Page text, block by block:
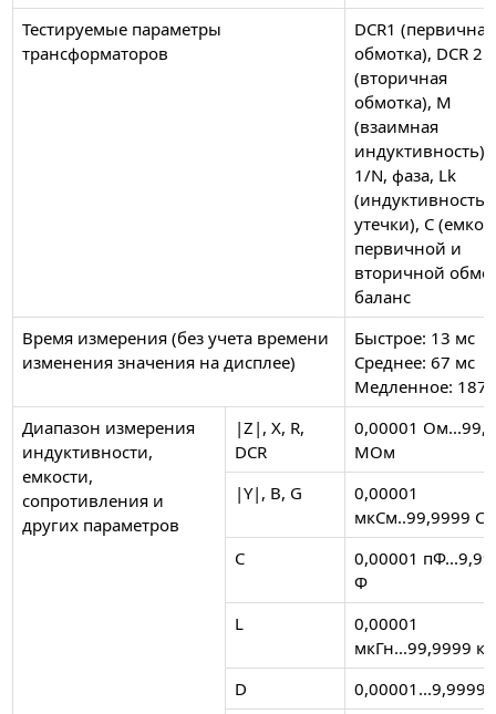
Тестируемые параметры
трансформаторов
DCR1 (первичная
обмотка), DCR 2
(вторичная
обмотка), M
(взаимная
индуктивность),
1/N, фаза, Lk
(индуктивность
утечки), C
первичной и
вторичной
баланс
Время измерения (без учета времени
изменения значения на дисплее)
Быстрое: 13 мс
Среднее: 67 мс
Медленное: 187
Диапазон измерения
индуктивности,
емкости,
сопротивления и
других параметров
|Z|, X, R,
DCR
0,00001
МОм
|Y|, B, G
0,00001
мкСм..99,9999 См
C
0,00001
Ф
L
0,00001
мкГн...99,9999
D
0,00001...9,99999